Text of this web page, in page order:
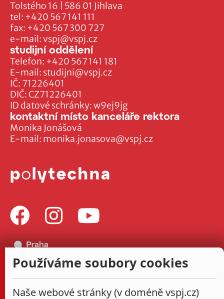
Tolstého 16 | 586 01 Jihlava
tel: +420 567 141 111
fax: +420 567 300 727
e-mail:vspj@vspj.cz
IČ: 71226401
DIČ: CZ71226401
ID datové schránky: w9ej9jg
studijní oddělení
Telefon: +420 567 141 181
E-mail: studijni@vspj.cz
kontaktní místo kanceláře rektora
Monika Jonášová
E-mail: monika.jonasova@vspj.cz
Používáme soubory cookies
Naše webové stránky (v doméně vspj.cz)